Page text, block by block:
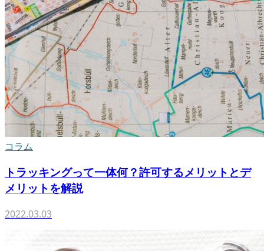
コラム
トラッキングって一体何？許可するメリットとデ
メリットを解説
2022.03.03